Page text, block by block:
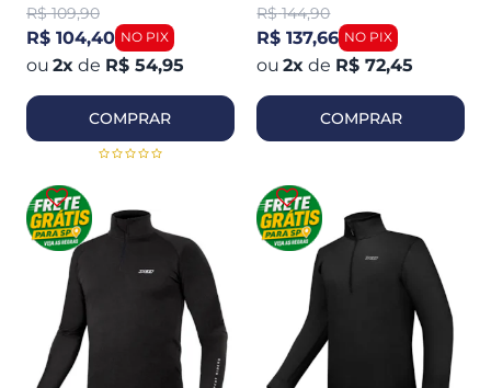
R$ 109,90
R$ 104,40
2x de R$ 54,95
COMPRAR
R$ 144,90
R$ 137,66
2x de R$ 72,45
COMPRAR